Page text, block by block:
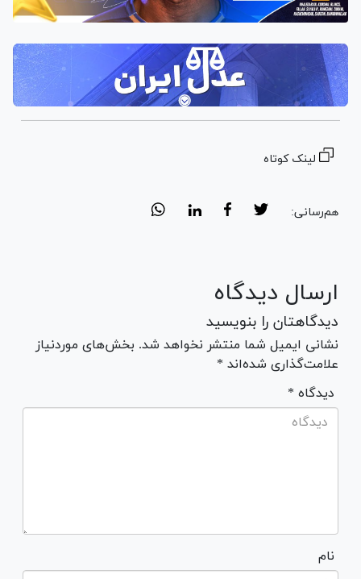
لینک کوتاه
هم‌رسانی:
ارسال دیدگاه
دیدگاهتان را بنویسید
نشانی ایمیل شما منتشر نخواهد شد. بخش‌های موردنیاز
علامت‌گذاری شده‌اند *
* دیدگاه
نام